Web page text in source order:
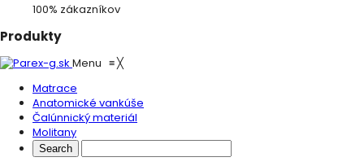
100% zákazníkov
Produkty
Menu ≡╳
Matrace
Anatomické vankúše
Čalúnnický materiál
Molitany